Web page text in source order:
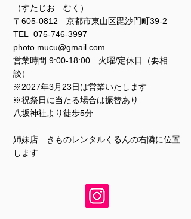
（すたじお むく）
〒605-0812 京都市東山区毘沙門町39-2
TEL 075-746-3997
photo.mucu@gmail.com
営業時間 9:00-18:00 火曜/定休日（要相
談）
※2027年3月23日は営業いたします
※祝祭日に当たる場合は振替あり
​​八坂神社より徒歩5分
姉妹店 きものレンタルくるんの右隣に位置
します